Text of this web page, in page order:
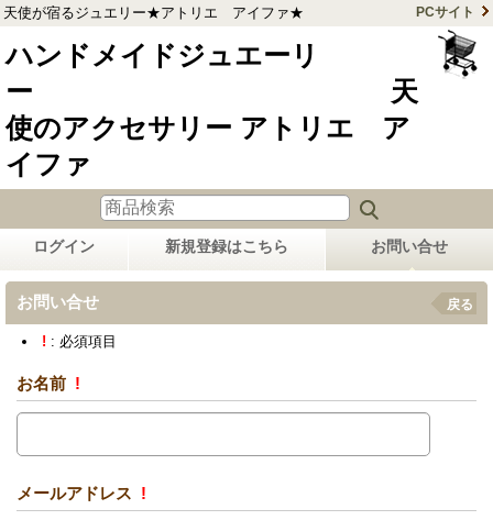
天使が宿るジュエリー★アトリエ アイファ★ PCサイト
ハンドメイドジュエーリ
ー 天
使のアクセサリー アトリエ ア
イファ
ログイン 新規登録はこちら お問い合せ
お問い合せ 戻る
! : 必須項目
お名前 !
メールアドレス !